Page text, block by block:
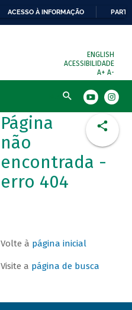
ACESSO À INFORMAÇÃO
ENGLISH
ACESSIBILIDADE
A+ A-
Busca
Página
não
encontrada -
erro 404
Volte à página inicial
Visite a página de busca